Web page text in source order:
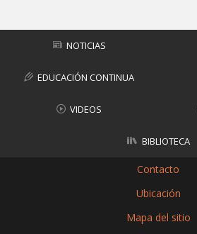
NOTICIAS
EDUCACIÓN CONTINUA
VIDEOS
BIBLIOTECA
Contacto
Ubicación
Mapa del sitio